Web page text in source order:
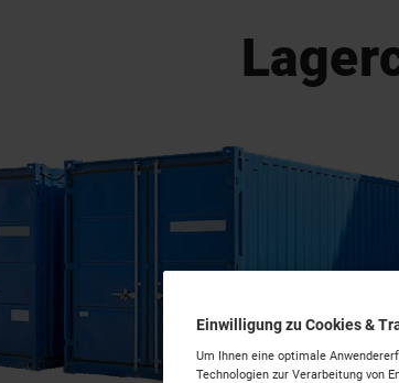
Einwilligung zu Cookies &
Um Ihnen eine optimale
Technologien zur Verarbeitung von